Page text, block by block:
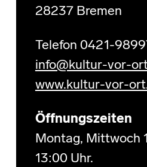
28237 Bremen
Telefon 0421-
info@kultur-vor-
www.kultur-vor-
Öffnungszeiten
Montag, Mittwoch
13:00 Uhr.